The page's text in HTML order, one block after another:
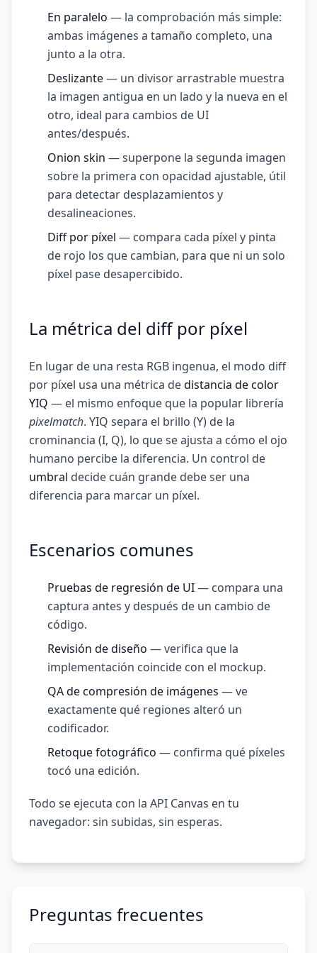
En paralelo — la comprobación más simple:
ambas imágenes a tamaño completo, una
junto a la otra.
Deslizante— un divisor arrastrable muestra
la imagen antigua en un lado y la nueva en el
otro, ideal para cambios de UI
antes/después.
Onion skin — superpone la segunda imagen
sobre la primera con opacidad ajustable, útil
para detectar desplazamientos y
desalineaciones.
Diff por píxel — compara cada píxel y pinta
de rojo los que cambian, para que ni un solo
píxel pase desapercibido.
La métrica del diff por píxel
En lugar de una resta RGB ingenua, el modo diff
por píxel usa una métrica dedistancia de color
YIQ — el mismo enfoque que la popular librería
pixelmatch. YIQ separa el brillo (Y) de la
crominancia (I, Q), lo que se ajusta a cómo el ojo
humano percibe la diferencia. Un control de
umbral decide cuán grande debe ser una
diferencia para marcar un píxel.
Escenarios comunes
Pruebas de regresión de UI— compara una
captura antes y después de un cambio de
código.
Revisión de diseño — verifica que la
implementación coincide con el mockup.
QA de compresión de imágenes — ve
exactamente qué regiones alteró un
codificador.
Retoque fotográfico — confirma qué píxeles
tocó una edición.
Todo se ejecuta con la API Canvas en tu
navegador: sin subidas, sin esperas.
Preguntas frecuentes